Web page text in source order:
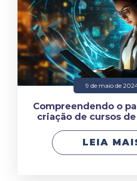
9 de maio de
Compreendendo o
criação de cursos
LEIA